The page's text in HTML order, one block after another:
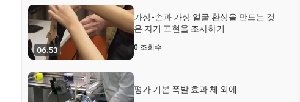
06:53
가상-손과 가상 얼굴 환상을 만드는 것
은 자기 표현을 조사하기
0 조회수
평가 기본 폭발 효과 체 외에